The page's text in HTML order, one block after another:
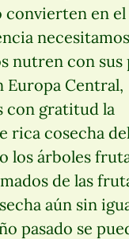
convierten en
nutren con sus
Europa Central,
con gratitud la
rica cosecha
los árboles
de las
aún sin
pasado se